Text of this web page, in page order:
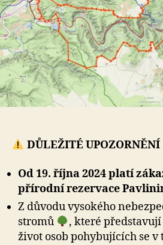
DŮLEŽITÉ UPOZORNĚNÍ
Od 19. října 2024 platí
přírodní rezervace
Z důvodu vysokého
stromů
, které
život osob pohybujících se v